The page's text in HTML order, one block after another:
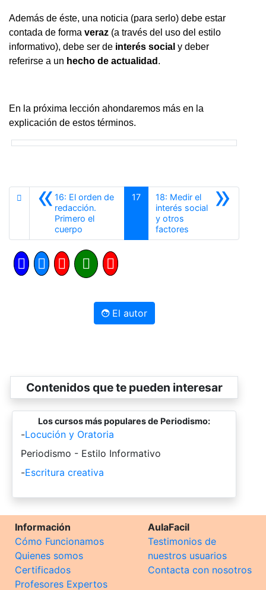
Además de éste, una noticia (para serlo) debe estar
contada de forma veraz (a través del uso del estilo
informativo), debe ser de interés social y deber
referirse a un hecho de actualidad .
En la próxima lección ahondaremos más en la
explicación de estos términos.
«16: El orden de
redacción.
Primero el
cuerpo
17 »
18: Medir el
interés social
y otros
factoresSiguiente
El autor
Contenidos que te pueden interesar
Los cursos más populares de Periodismo:
-Locución y Oratoria
-
Periodismo - Estilo Informativo
-Escritura creativa
Información
Cómo Funcionamos
Quienes somos
Certificados
Profesores Expertos
AulaFacil
Testimonios de
nuestros usuarios
Contacta con nosotros